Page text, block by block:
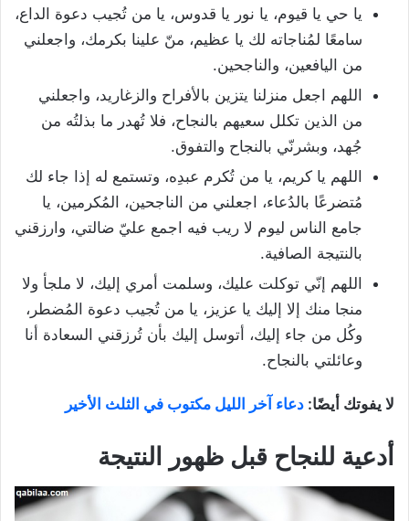
يا حي يا قيوم، يا نور يا قدوس، يا من تُجيب دعوة الداع،
سامعًا لمُناجاته لك يا عظيم، منّ علينا بكرمك، واجعلني
من اليافعين، والناجحين.
اللهم اجعل منزلنا يتزين بالأفراح والزغاريد، واجعلني
من الذين تكلل سعيهم بالنجاح، فلا تُهدر ما بذلتُه من
جُهد، وبشرنّي بالنجاح والتفوق.
اللهم يا كريم، يا من تُكرم عبدِه، وتستمع له إذا جاء لك
مُتضرعًا بالدُعاء، اجعلني من الناجحين، المُكرمين، يا
جامع الناس ليوم لا ريب فيه اجمع عليّ ضالتي، وارزقني
بالنتيجة الصافية.
اللهم إنّي توكلت عليك، وسلمت أمري إليك، لا ملجأ ولا
منجا منك إلا إليك يا عزيز، يا من تُجيب دعوة المُضطر،
وكُل من جاء إليك، أتوسل إليك بأن تُرزقني السعادة أنا
وعائلتي بالنجاح.
لا يفوتك أيضًا: دعاء آخر الليل مكتوب في الثلث الأخير
أدعية للنجاح قبل ظهور النتيجة